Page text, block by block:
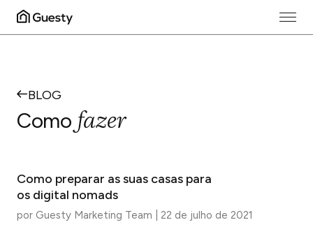
BLOG
Como fazer
Como preparar as suas casas para
os digital nomads
por Guesty Marketing Team 22 de julho de 2021